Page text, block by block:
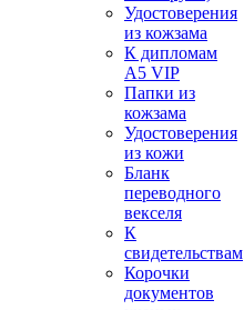
Удостоверения
из кожзама
К дипломам
А5 VIP
Папки из
кожзама
Удостоверения
из кожи
Бланк
переводного
векселя
К
свидетельствам
Корочки
документов